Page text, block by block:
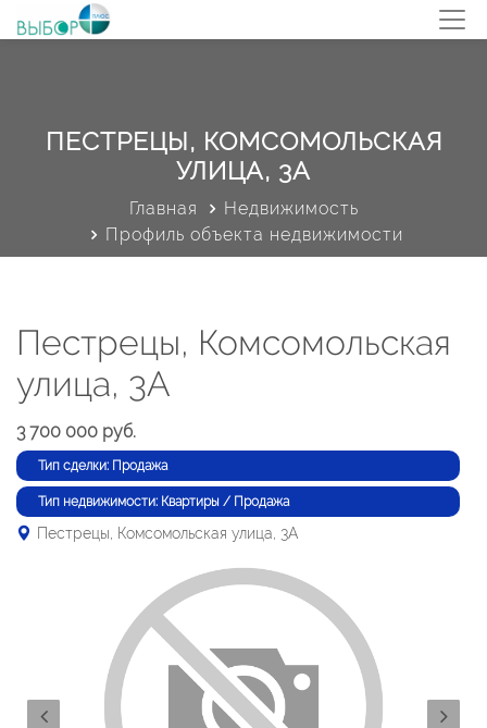
ПЕСТРЕЦЫ, КОМСОМОЛЬСКАЯ
УЛИЦА, 3А
Главная
Недвижимость
Профиль объекта недвижимости
Пестрецы, Комсомольская
улица, 3А
3 700 000 руб.
Тип сделки: Продажа
Тип недвижимости: Квартиры / Продажа
Пестрецы, Комсомольская улица, 3А